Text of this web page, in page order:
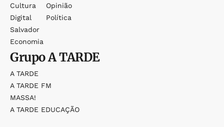
Cultura
Digital
Salvador
Economia
Opinião
Política
GrupoA TARDE
A TARDE
A TARDE FM
MASSA!
A TARDE EDUCAÇÃO